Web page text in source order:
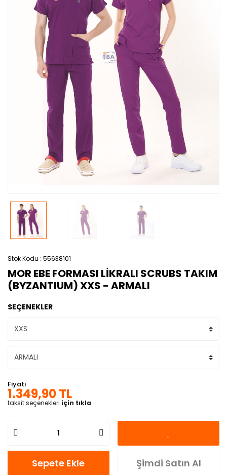
Stok Kodu 55638101
MOR EBE FORMASI LİKRALI SCRUBS TAKIM
(BYZANTIUM) XXS - ARMALI
SEÇENEKLER
Fiyatı
1.349,90 TL
taksit seçenekleri için tıkla
Sepete Ekle Şimdi Satın Al
Özel Aksesuar